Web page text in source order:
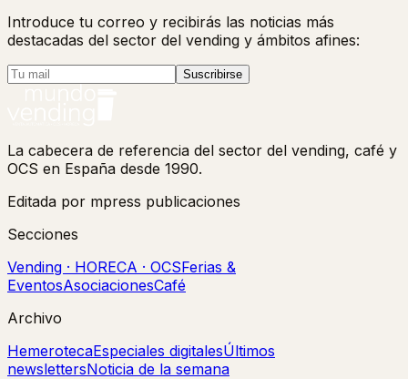
Introduce tu correo y recibirás las noticias más
destacadas del sector del vending y ámbitos afines:
Suscribirse
La cabecera de referencia del sector del vending, café y
OCS en España desde 1990.
Editada por mpress publicaciones
Secciones
Vending · HORECA · OCSFerias &
EventosAsociacionesCafé
Archivo
HemerotecaEspeciales digitalesÚltimos
newslettersNoticia de la semana